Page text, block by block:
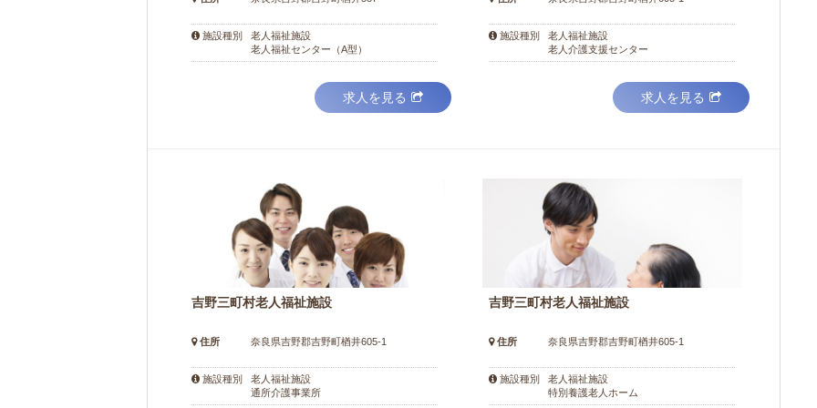
施設種別
老人福祉施設
老人福祉センター（A型）
求人を見る
施設種別
老人福祉施設
老人介護支援センター
求人を見る
吉野三町村老人福祉施設
住所 奈良県吉野郡吉野町楢井605-1
施設種別
老人福祉施設
通所介護事業所
吉野三町村老人福祉施設
住所 奈良県吉野郡吉野町楢井605-1
施設種別
老人福祉施設
特別養護老人ホーム